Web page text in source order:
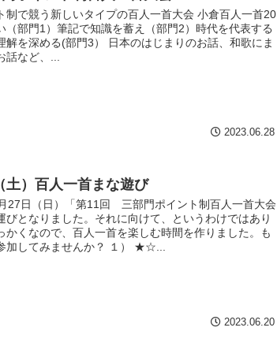
制で競う新しいタイプの百人一首大会 小倉百人一首20
（部門1）筆記で知識を蓄え（部門2）時代を代表する
解を深める(部門3） 日本のはじまりのお話、和歌にま
話など、...
2023.06.28
土）百人一首まな遊び
27日（日）「第11回 三部門ポイント制百人一首大会
びとなりました。それに向けて、というわけではあり
かくなので、百人一首を楽しむ時間を作りました。も
加してみませんか？ １） ★☆...
2023.06.20